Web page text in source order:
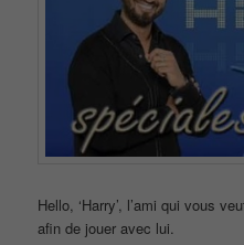
Hello, ‘Harry’, l’ami qui vous
afin de jouer avec lui.